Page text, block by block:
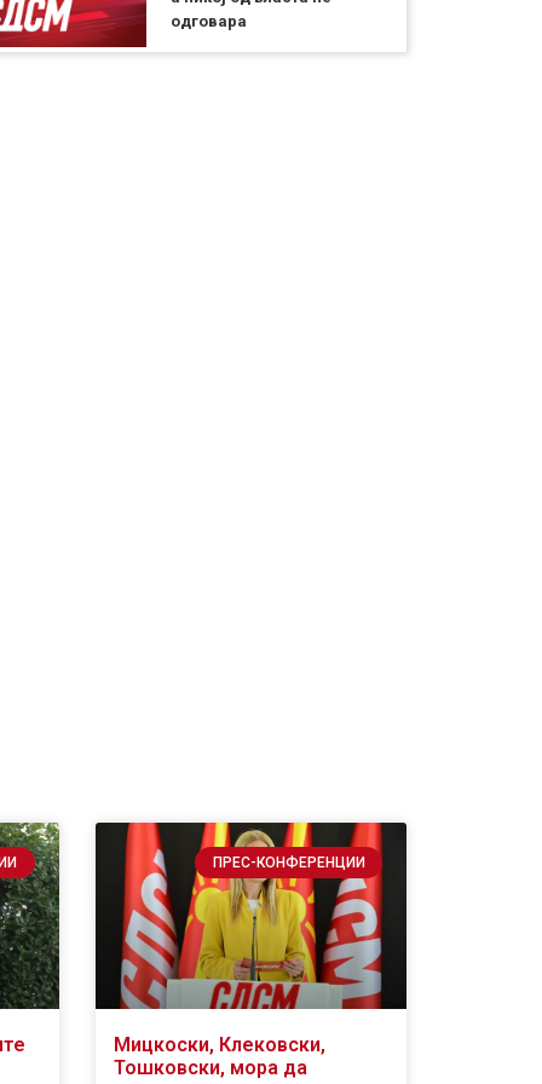
одговара
ПРЕС-КОНФЕРЕНЦИИ
Мицкоски, Клековски,
Тошковски, мора да